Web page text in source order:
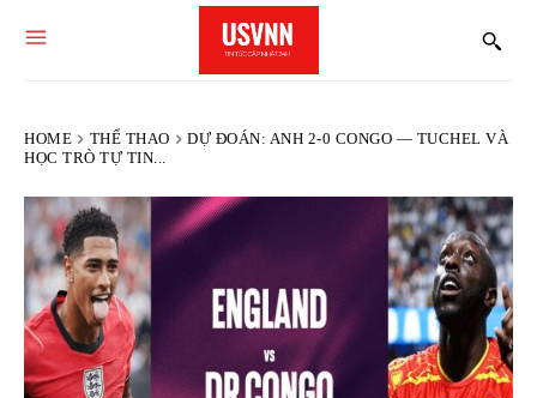
HOME THỂ THAO
DỰ ĐOÁN: ANH 2-0 CONGO — TUCHEL VÀ
HỌC TRÒ TỰ TIN...